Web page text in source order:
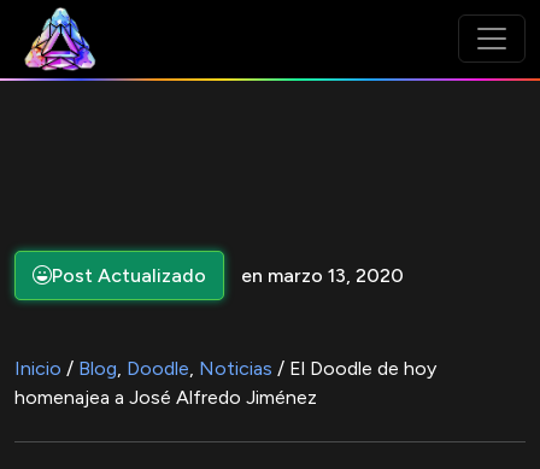
Post Actualizado en marzo 13, 2020
Inicio / Blog, Doodle, Noticias / El Doodle de hoy
homenajea a José Alfredo Jiménez